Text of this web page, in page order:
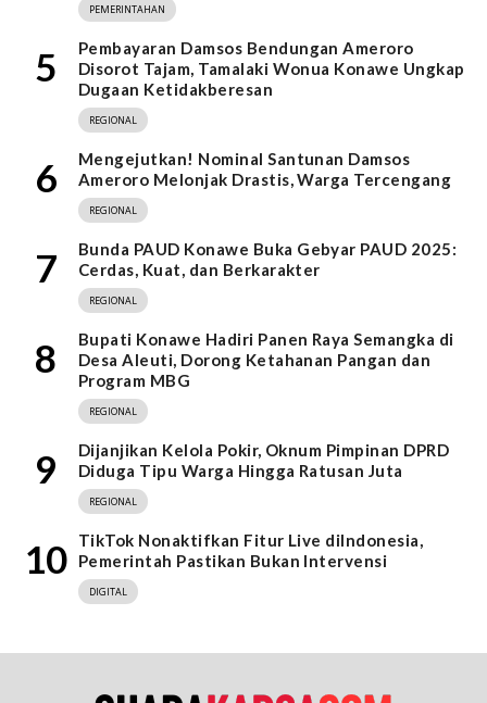
PEMERINTAHAN
5
Pembayaran Damsos Bendungan Ameroro
Disorot Tajam, Tamalaki Wonua Konawe Ungkap
Dugaan Ketidakberesan
REGIONAL
6
Mengejutkan! Nominal Santunan Damsos
Ameroro Melonjak Drastis, Warga Tercengang
REGIONAL
7
Bunda PAUD Konawe Buka Gebyar PAUD 2025:
Cerdas, Kuat, dan Berkarakter
REGIONAL
8
Bupati Konawe Hadiri Panen Raya Semangka di
Desa Aleuti, Dorong Ketahanan Pangan dan
Program MBG
REGIONAL
9
Dijanjikan Kelola Pokir, Oknum Pimpinan DPRD
Diduga Tipu Warga Hingga Ratusan Juta
REGIONAL
10
TikTok Nonaktifkan Fitur Live diIndonesia,
Pemerintah Pastikan Bukan Intervensi
DIGITAL